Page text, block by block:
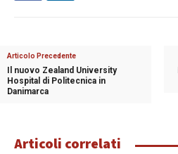
Articolo Precedente
Il nuovo Zealand University
Hospital di Politecnica in
Danimarca
Articoli correlati